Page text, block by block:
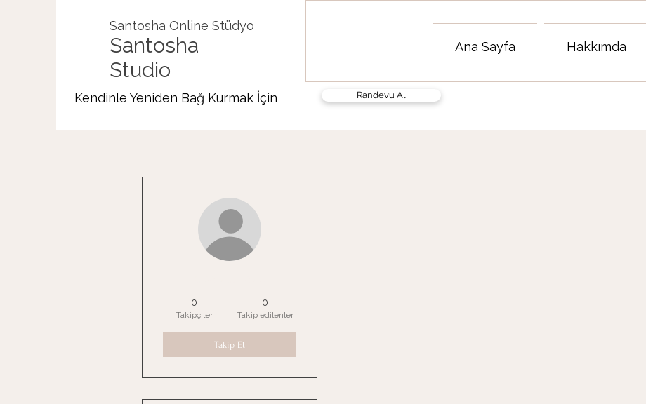
Santosha Online Stüdyo
Santosha
Studio
Ana Sayfa Hakkımda
Kendinle Yeniden Bağ Kurmak İçin Randevu Al
0
Takipçiler
0
Takip edilenler
Takip Et